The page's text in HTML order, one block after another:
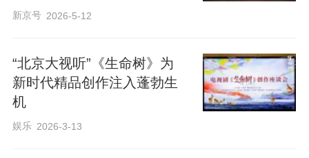
新京号 2026-5-12
“北京大视听”《生命树》为
新时代精品创作注入蓬勃生
机
娱乐 2026-3-13